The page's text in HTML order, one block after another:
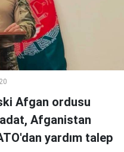
Afgan ordusu
Afganistan
yardım talep